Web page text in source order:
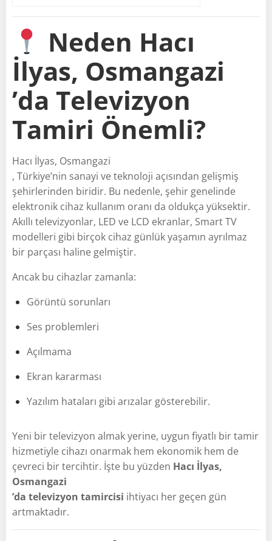
Neden Hacı
İlyas, Osmangazi
’da Televizyon
Tamiri Önemli?
Hacı İlyas, Osmangazi
, Türkiye’nin sanayi ve teknoloji açısından gelişmiş
şehirlerinden biridir. Bu nedenle, şehir genelinde
elektronik cihaz kullanım oranı da oldukça yüksektir.
Akıllı televizyonlar, LED ve LCD ekranlar, Smart TV
modelleri gibi birçok cihaz günlük yaşamın ayrılmaz
bir parçası haline gelmiştir.
Ancak bu cihazlar zamanla:
Görüntü sorunları
Ses problemleri
Açılmama
Ekran kararması
Yazılım hataları gibi arızalar gösterebilir.
Yeni bir televizyon almak yerine, uygun fiyatlı bir tamir
hizmetiyle cihazı onarmak hem ekonomik hem de
çevreci bir tercihtir. İşte bu yüzden Hacı İlyas,
Osmangazi
’da televizyon tamircisi ihtiyacı her geçen gün
artmaktadır.